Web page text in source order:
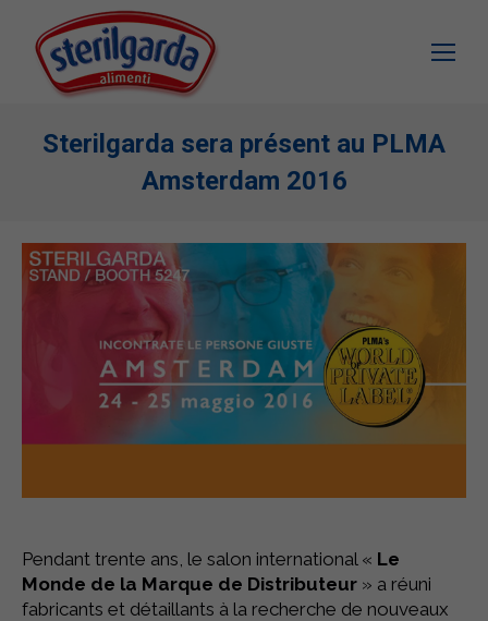
Sterilgarda sera présent au PLMA
Amsterdam 2016
Pendant trente ans, le salon international « Le
Monde de la Marque de Distributeur » a réuni
fabricants et détaillants à la recherche de nouveaux